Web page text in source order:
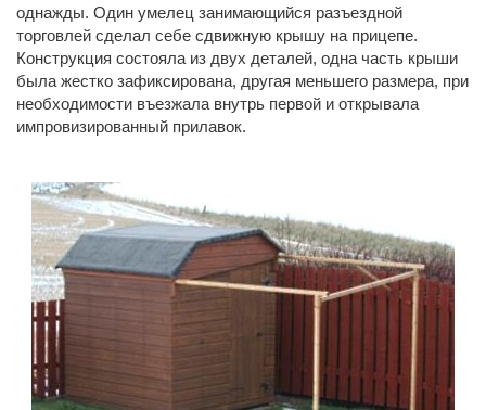
однажды. Один умелец занимающийся разъездной
торговлей сделал себе сдвижную крышу на прицепе.
Конструкция состояла из двух деталей, одна часть крыши
была жестко зафиксирована, другая меньшего размера, при
необходимости въезжала внутрь первой и открывала
импровизированный прилавок.